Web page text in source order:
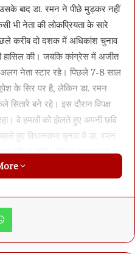
बाद डा. रमन ने पीछे मुड़कर नहीं
भी नेता की लोकप्रियता के सारे
करीब दो दशक में अधिकांश चुनाव
हासिल की। जबकि कांग्रेस में अजीत
नेता स्टार रहे। पिछले 7-8 साल
के सिर पर है, लेकिन डा. रमन
बने रहे। इस दौरान विपक्ष
वे हमलों को झेलते हुए अपनी छवि
हुए विधानसभा चुनाव में डा. रमन
और वे जीते। पिछले सालभर से
सुने जाते थे कि अब वह बात नहीं
सरकार बनाने में सफल हो गई।
की जिम्मेदारी संभाली। लेकिन पिछले
का चिरपरिचित मुस्कुराता चेहरा
के स्टार प्रचारक भी अपने